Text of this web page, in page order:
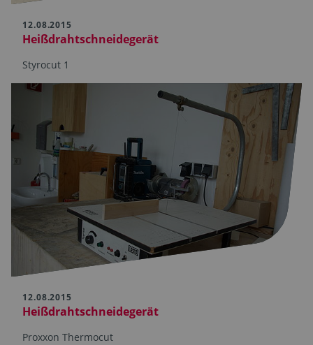
12.08.2015
Heißdrahtschneidegerät
Styrocut 1
12.08.2015
Heißdrahtschneidegerät
Proxxon Thermocut